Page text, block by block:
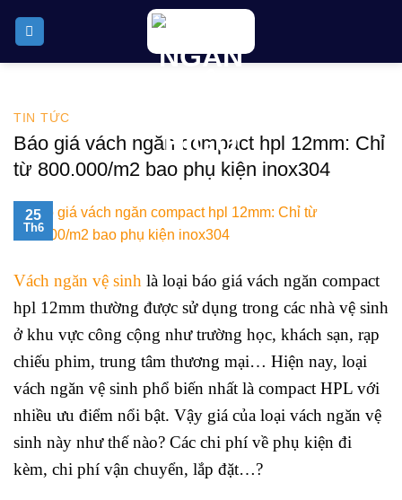
TIN TỨC
Báo giá vách ngăn compact hpl 12mm: Chỉ
từ 800.000/m2 bao phụ kiện inox304
25
Th6
Vách ngăn vệ sinh là loại báo giá vách ngăn compact
hpl 12mm thường được sử dụng trong các nhà vệ sinh
ở khu vực công cộng như trường học, khách sạn, rạp
chiếu phim, trung tâm thương mại… Hiện nay, loại
vách ngăn vệ sinh phổ biến nhất là compact HPL với
nhiều ưu điểm nổi bật. Vậy giá của loại vách ngăn vệ
sinh này như thế nào? Các chi phí về phụ kiện đi
kèm, chi phí vận chuyển, lắp đặt…?